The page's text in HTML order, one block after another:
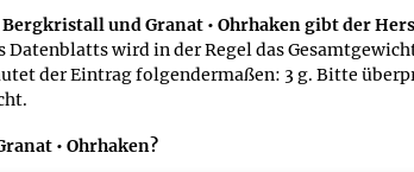
und Granat • Ohrhaken gibt der
wird in der Regel das
der Eintrag folgendermaßen: 3 g. Bitte
• Ohrhaken?